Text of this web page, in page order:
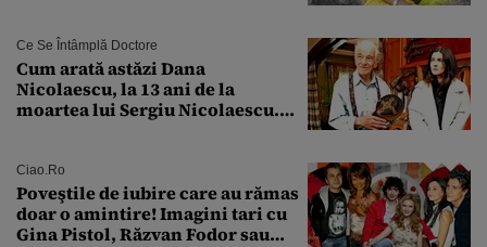
Ce Se Întâmplă Doctore
Cum arată astăzi Dana
Nicolaescu, la 13 ani de la
moartea lui Sergiu Nicolaescu.
Ciao.ro
Poveştile de iubire care au rămas
doar o amintire! Imagini tari cu
Gina Pistol, Răzvan Fodor sau